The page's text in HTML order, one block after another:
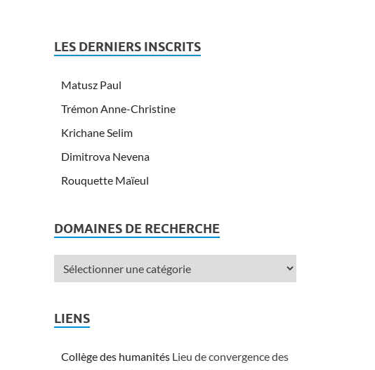
LES DERNIERS INSCRITS
Matusz Paul
Trémon Anne-Christine
Krichane Selim
Dimitrova Nevena
Rouquette Maïeul
DOMAINES DE RECHERCHE
LIENS
Collège des humanités Lieu de convergence des